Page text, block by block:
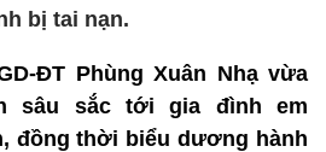
bị tai nạn.
ĐT Phùng Xuân Nhạ vừa
sâu sắc tới gia đình em
đồng thời biểu dương hành